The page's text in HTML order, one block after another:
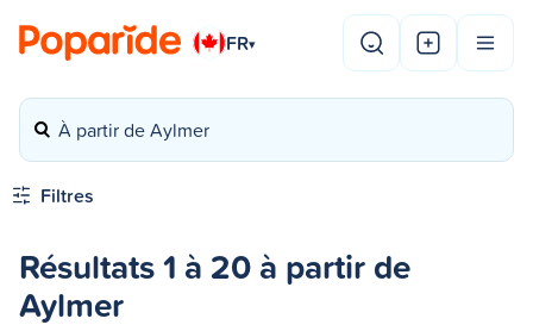
FR▾
À partir de Aylmer
Filtres
Résultats 1 à 20 à partir de
Aylmer